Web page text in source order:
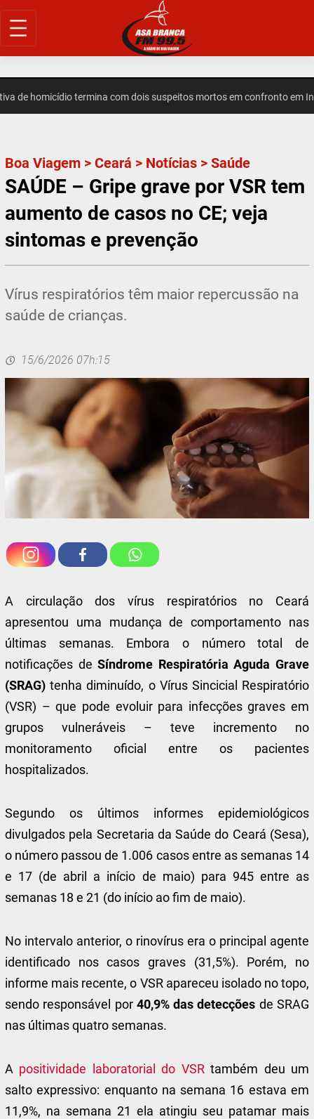
Pular
para
homicídio termina com dois suspeitos mortos em confronto em
Boa Viagem >Ceará > Notícias >Saúde
SAÚDE – Gripe grave por VSR tem
aumento de casos no CE; veja
sintomas e prevenção
Vírus respiratórios têm maior repercussão na
saúde de crianças.
15/6/2026 07h:15
A circulação dos vírus respiratórios no Ceará
apresentou uma mudança de comportamento nas
últimas semanas. Embora o número total de
notificações deSíndrome Respiratória Aguda Grave
(SRAG) tenha diminuído, o Vírus Sincicial Respiratório
(VSR) – que pode evoluir para infecções graves em
grupos vulneráveis – teve incremento no
monitoramento oficial entre os pacientes
hospitalizados.
Segundo os últimos informes epidemiológicos
divulgados pela Secretaria da Saúde do Ceará (Sesa),
o número passou de 1.006 casos entre as semanas 14
e 17 (de abril a início de maio) para 945 entre as
semanas 18 e 21 (do início ao fim de maio).
No intervalo anterior, o rinovírus era o principal agente
identificado nos casos graves (31,5%). Porém, no
informe mais recente, o VSR apareceu isolado no topo,
sendo responsável por40,9% das detecções de SRAG
nas últimas quatro semanas.
A positividade laboratorial do VSRtambém deu um
salto expressivo: enquanto na semana 16 estava em
11,9%, na semana 21 ela atingiu seu patamar mais